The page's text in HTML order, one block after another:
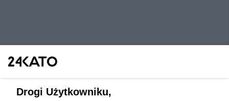
Drogi Użytkowniku,